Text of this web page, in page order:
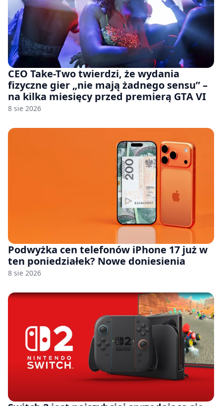
CEO Take-Two twierdzi, że wydania
fizyczne gier „nie mają żadnego sensu” –
na kilka miesięcy przed premierą GTA VI
8 sie 2026
Podwyżka cen telefonów iPhone 17 już w
ten poniedziałek? Nowe doniesienia
8 sie 2026